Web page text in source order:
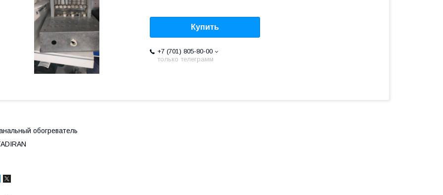
Купить
+7 (701) 805-80-00
только телеграмм
обогреватель